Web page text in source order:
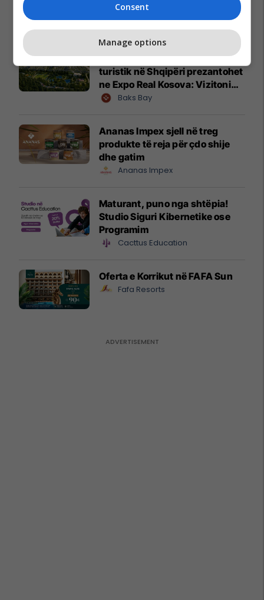
Promo Reklamo këtu
Baks Bay, projekti me i madh
turistik në Shqipëri prezantohet
ne Expo Real Kosova: Vizitoni
shtandin dhe zbuloni
Baks Bay
Ananas Impex sjell në treg
produkte të reja për çdo shije
dhe gatim
Ananas Impex
Maturant, puno nga shtëpia!
Studio Siguri Kibernetike ose
Programim
Cacttus Education
Oferta e Korrikut në FAFA Sun
Fafa Resorts
Consent
Manage options